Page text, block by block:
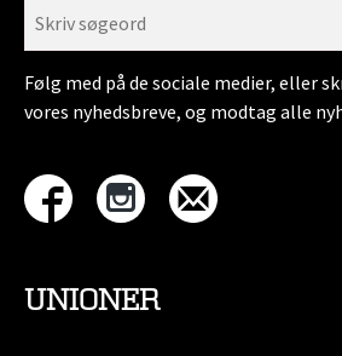
Følg med på de sociale medier, eller
vores nyhedsbreve, og modtag alle
UNIONER